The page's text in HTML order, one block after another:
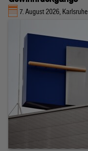
7. August 2026, Karlsruhe